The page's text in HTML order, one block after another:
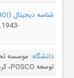
شناسه دیجیتال (DOI):
دانشگاه: موسسه
توسعه POSCO، کره جنوبی